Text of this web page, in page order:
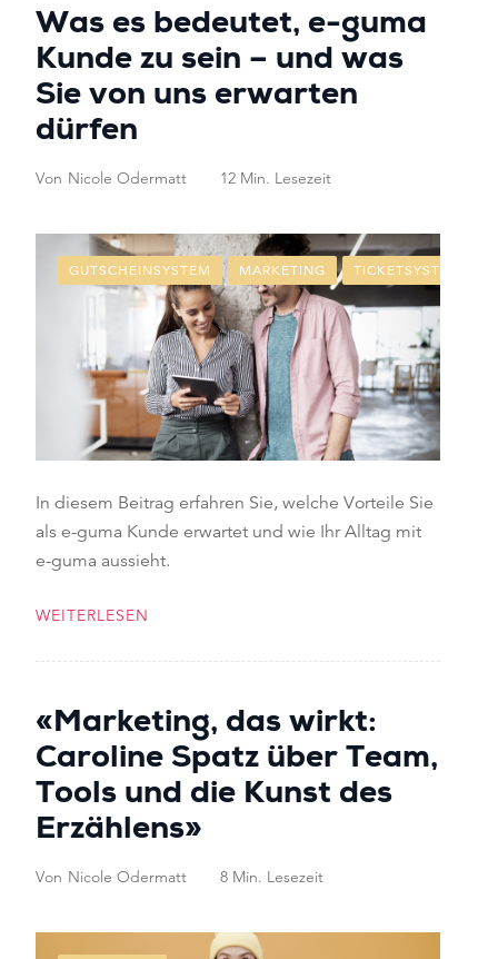
Was es bedeutet, e-guma
Kunde zu sein – und was
Sie von uns erwarten
dürfen
Von Nicole Odermatt 12 Min. Lesezeit
GUTSCHEINSYSTEM MARKETING TICKETSYSTEM
In diesem Beitrag erfahren Sie, welche Vorteile Sie
als e-guma Kunde erwartet und wie Ihr Alltag mit
e-guma aussieht.
WEITERLESEN
«Marketing, das wirkt:
Caroline Spatz über Team,
Tools und die Kunst des
Erzählens»
Von Nicole Odermatt 8 Min. Lesezeit